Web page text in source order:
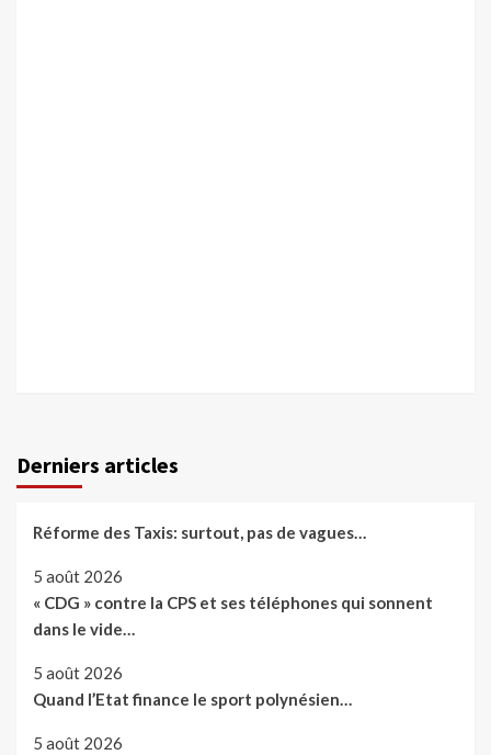
Derniers articles
Réforme des Taxis: surtout, pas de vagues…
5 août 2026
« CDG » contre la CPS et ses téléphones qui sonnent
dans le vide…
5 août 2026
Quand l’Etat finance le sport polynésien…
5 août 2026